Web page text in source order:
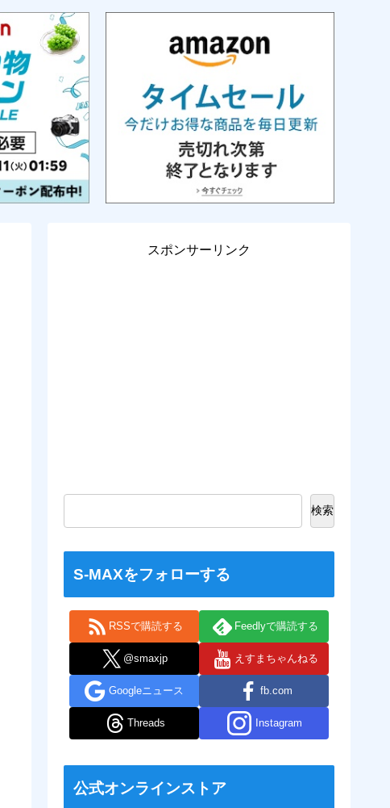
スポンサーリンク
検索
S-MAXをフォローする
RSSで購読する Feedlyで購読する
@smaxjp えすまちゃんねる
Googleニュース fb.com
Threads Instagram
公式オンラインストア